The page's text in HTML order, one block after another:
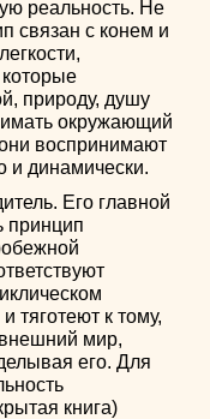
реальность. Не
связан с конем и
природу, душу
окружающий
воспринимают
и динамически.
Его главной
принцип
тяготеют к тому,
мир,
его. Для
книга)